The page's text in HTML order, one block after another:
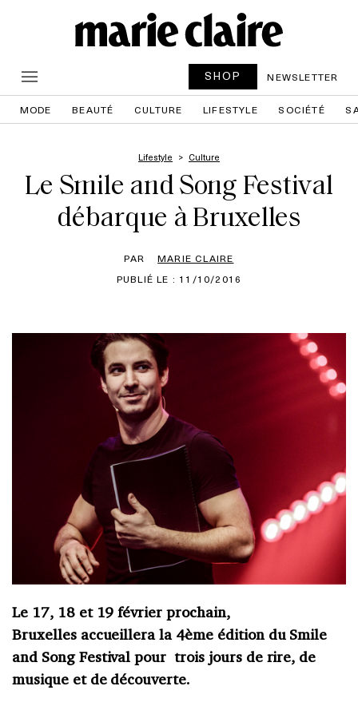
SHOP NEWSLETTER
MODE BEAUTÉ CULTURE LIFESTYLE SOCIÉTÉ
Lifestyle Culture
Le Smile and Song Festival
débarque à Bruxelles
PAR
MARIE CLAIRE
PUBLIÉ LE : 11/10/2016
Le 17, 18 et 19 février prochain,
Bruxelles accueillera la 4ème édition du Smile
and Song Festival pour trois jours de rire, de
musique et de découverte.